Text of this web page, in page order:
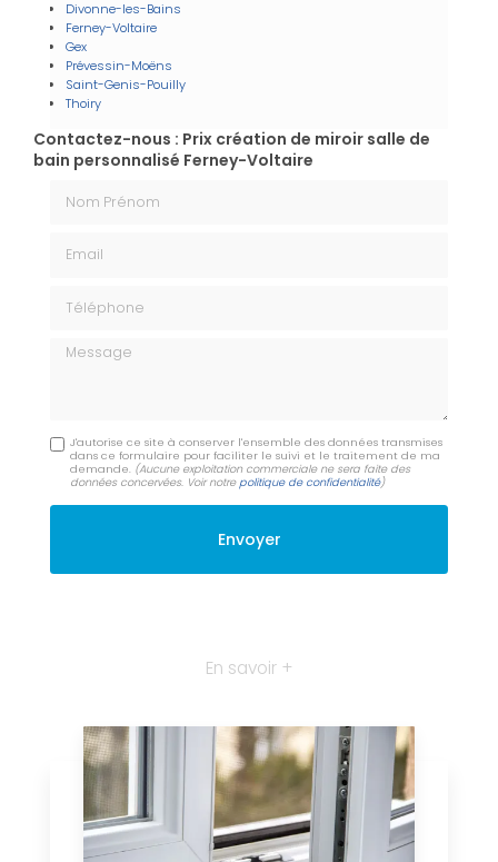
Divonne-les-Bains
Ferney-Voltaire
Gex
Prévessin-Moëns
Saint-Genis-Pouilly
Thoiry
Contactez-nous : Prix création de miroir salle de
bain personnalisé Ferney-Voltaire
Message
J'autorise ce site à conserver l'ensemble des données transmises
dans ce formulaire pour faciliter le suivi et le traitement de ma
demande. (Aucune exploitation commerciale ne sera faite des
données concervées. Voir notrepolitique de confidentialité)
En savoir +